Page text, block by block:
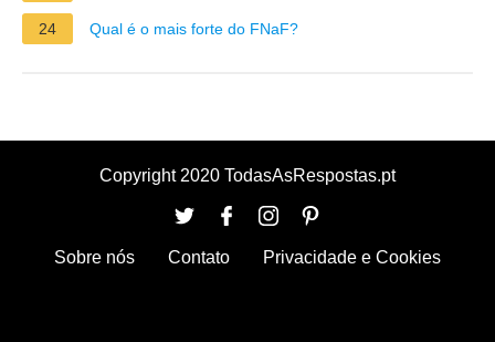
24 Qual é o mais forte do FNaF?
Copyright 2020 TodasAsRespostas.pt
Sobre nós Contato Privacidade e Cookies